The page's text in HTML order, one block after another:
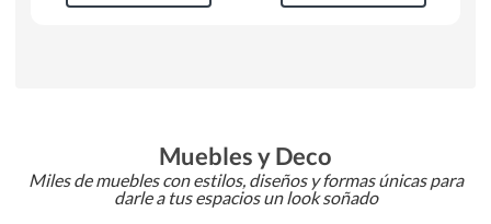
Muebles y Deco
Miles de muebles con estilos, diseños y formas únicas para
darle a tus espacios un look soñado